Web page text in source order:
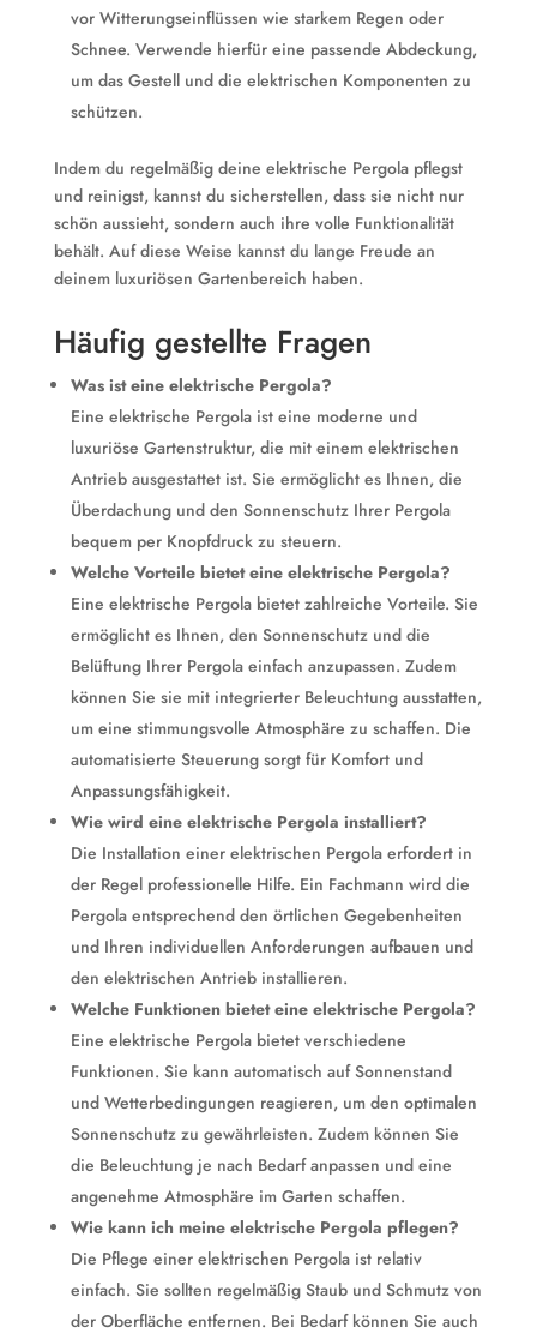
vor Witterungseinflüssen wie starkem Regen oder
Schnee. Verwende hierfür eine passende Abdeckung,
um das Gestell und die elektrischen Komponenten zu
schützen.
Indem du regelmäßig deine elektrische Pergola pflegst
und reinigst, kannst du sicherstellen, dass sie nicht nur
schön aussieht, sondern auch ihre volle Funktionalität
behält. Auf diese Weise kannst du lange Freude an
deinem luxuriösen Gartenbereich haben.
Häufig gestellte Fragen
Was ist eine elektrische Pergola?
Eine elektrische Pergola ist eine moderne und
luxuriöse Gartenstruktur, die mit einem elektrischen
Antrieb ausgestattet ist. Sie ermöglicht es Ihnen, die
Überdachung und den Sonnenschutz Ihrer Pergola
bequem per Knopfdruck zu steuern.
Welche Vorteile bietet eine elektrische Pergola?
Eine elektrische Pergola bietet zahlreiche Vorteile. Sie
ermöglicht es Ihnen, den Sonnenschutz und die
Belüftung Ihrer Pergola einfach anzupassen. Zudem
können Sie sie mit integrierter Beleuchtung ausstatten,
um eine stimmungsvolle Atmosphäre zu schaffen. Die
automatisierte Steuerung sorgt für Komfort und
Anpassungsfähigkeit.
Wie wird eine elektrische Pergola installiert?
Die Installation einer elektrischen Pergola erfordert in
der Regel professionelle Hilfe. Ein Fachmann wird die
Pergola entsprechend den örtlichen Gegebenheiten
und Ihren individuellen Anforderungen aufbauen und
den elektrischen Antrieb installieren.
Welche Funktionen bietet eine elektrische Pergola?
Eine elektrische Pergola bietet verschiedene
Funktionen. Sie kann automatisch auf Sonnenstand
und Wetterbedingungen reagieren, um den optimalen
Sonnenschutz zu gewährleisten. Zudem können Sie
die Beleuchtung je nach Bedarf anpassen und eine
angenehme Atmosphäre im Garten schaffen.
Wie kann ich meine elektrische Pergola pflegen?
Die Pflege einer elektrischen Pergola ist relativ
einfach. Sie sollten regelmäßig Staub und Schmutz von
der Oberfläche entfernen. Bei Bedarf können Sie auch